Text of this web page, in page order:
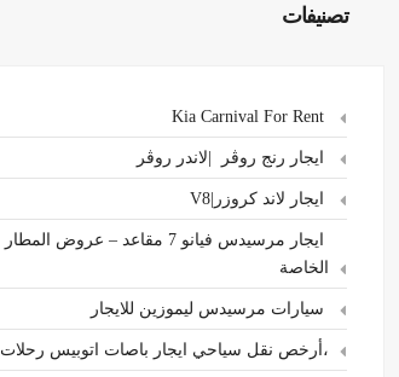
تصنيفات
ايجار رنج روڤر |لاندر روڤر
ايجار لاند كروزر|V8
ايجار مرسيدس فيانو 7 مقاعد – عروض المطار
الخاصة
سيارات مرسيدس ليموزين للايجار
،أرخص نقل سياحي ايجار باصات اتوبيس رحلات